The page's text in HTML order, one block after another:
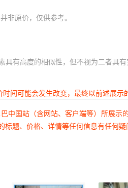
非原价，仅供参考。
有高度的相似性，但不视为二者具有
间可能会发生改变，最终以前述展示
中国站（含网站、客户端等）所展
题、价格、详情等任何信息有任何